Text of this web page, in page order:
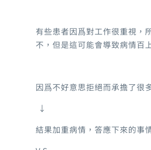
有些患者因爲對工作很重視，
不，但是這可能會導致病情百
因爲不好意思拒絕而承擔了很
↓
結果加重病情，答應下來的事